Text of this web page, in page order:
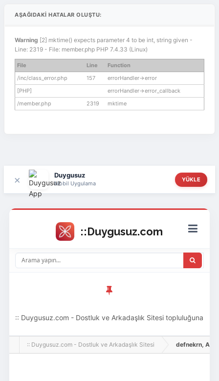
AŞAĞIDAKI HATALAR OLUŞTU:
Warning [2] mktime() expects parameter 4 to be int, string given -
Line: 2319 - File: member.php PHP 7.4.33 (Linux)
File Line
Function
/inc/class_error.php
157
errorHandler->error
[PHP]
errorHandler->error_callback
/member.php
2319 mktime
× Duygusuz
Mobil Uygulama
YÜKLE
:: Duygusuz.com - Dostluk ve Arkadaşlık Sitesi topluluğuna
hoş geldin ziyaretçi! Aramıza katılmak istersen kayıt
:: Duygusuz.com - Dostluk ve Arkadaşlık Sitesi defnekrn, Adlı